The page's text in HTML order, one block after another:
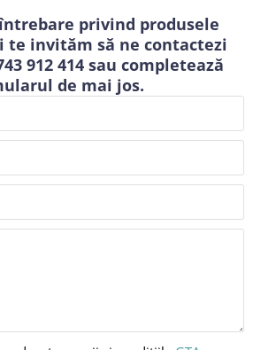
privind produsele
te invităm să ne contactezi
912 414sau completează
de mai jos.